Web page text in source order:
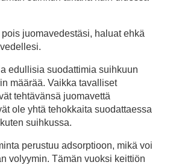
juomavedestäsi, haluat ehkä
edullisia suodattimia suihkuun
määrää. Vaikka tavalliset
tehtävänsä juomavettä
ole yhtä tehokkaita suodattaessa
suihkussa.
perustuu adsorptioon, mikä voi
volyymin. Tämän vuoksi keittiön